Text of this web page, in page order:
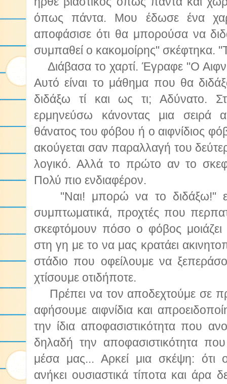
όπως πάντα. Μου έδωσε ένα
αποφάσισε ότι θα μπορούσα να
συμπαθεί ο κακομοίρης" σκέφτηκα.
Διάβασα το χαρτί. Έγραφε "Ο
Αυτό είναι το μάθημα που θα
διδάξω τί και ως τι; Αδύνατο.
ερμηνεύσω κάνοντας μια σειρά
θάνατος του φόβου ή ο αιφνίδιος
ακούγεται σαν παραλλαγή του
λογικό. Αλλά το πρώτο αν το
Πολύ πιο ενδιαφέρον.
"Ναι! μπορώ να το διδάξω!"
συμπτωματικά, προχτές που
σκεφτόμουν πόσο ο φόβος μοιάζει
στη γη με το να μας κρατάει
στάδιο που οφείλουμε να
χτίσουμε οτιδήποτε.
Πρέπει να τον αποδεχτούμε σε
αφήσουμε αιφνίδια και
την ίδια αποφασιστικότητα που
δηλαδή την αποφασιστικότητα
μέσα μας... Αρκεί μια σκέψη:
ανήκει ουσιαστικά τίποτα και άρα